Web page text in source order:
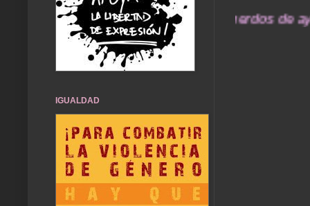
... Nuestros recuerdos de ayer
IGUALDAD